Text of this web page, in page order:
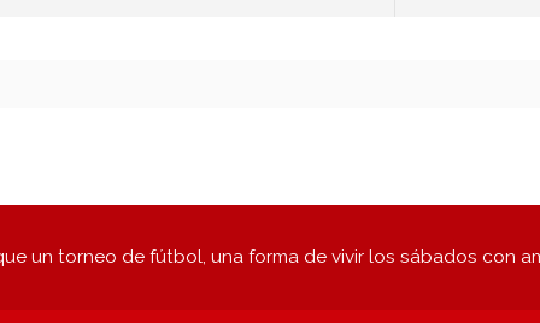
un torneo de fútbol, una forma de vivir los sábados con